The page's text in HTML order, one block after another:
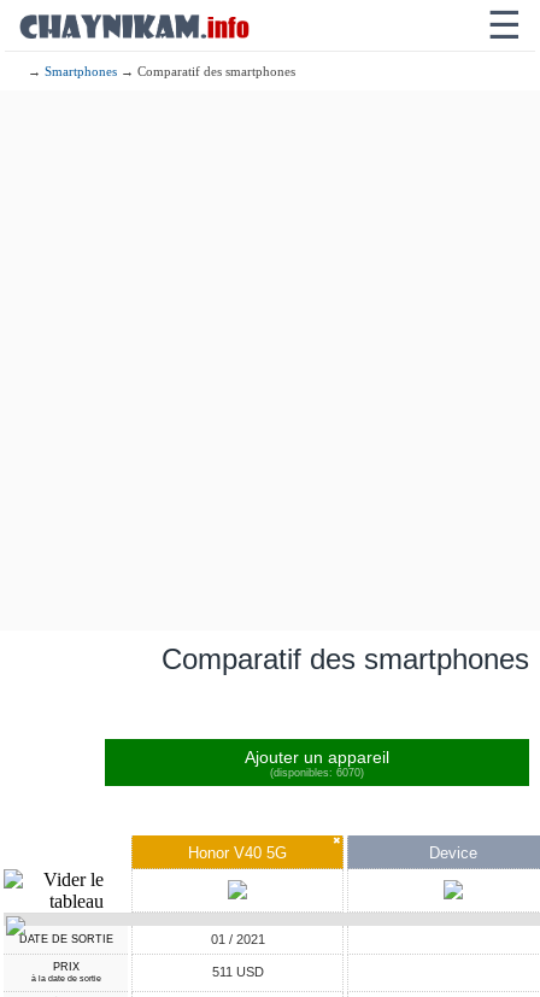
☰
→Smartphones → Comparatif des smartphones
Comparatif des smartphones
Ajouter un appareil
(disponibles: 6070)
✖
Honor V40 5G Device
DATE DE SORTIE 01 / 2021
PRIX
à la date de sortie 511 USD